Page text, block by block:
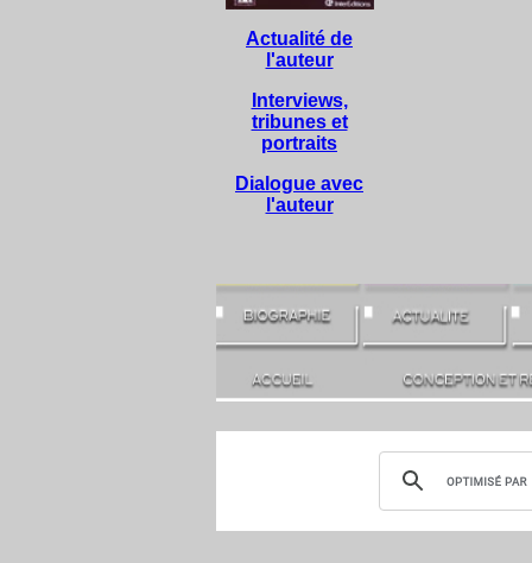
Actualité de
l'auteur
Interviews,
tribunes et
portraits
Dialogue avec
l'auteur